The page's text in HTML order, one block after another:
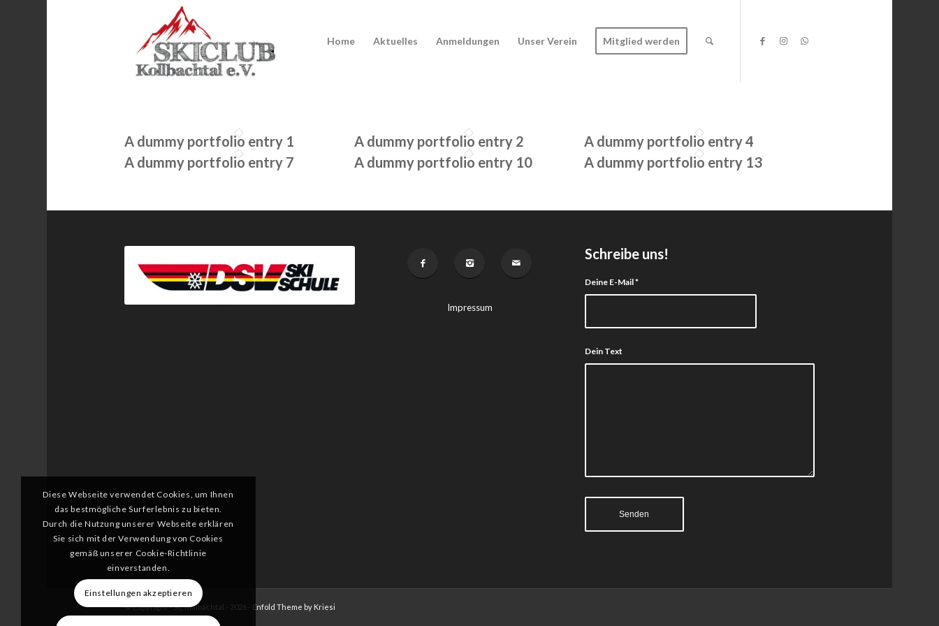
Home Aktuelles Anmeldungen Unser Verein Mitglied werden
A dummy portfolio entry 1 A dummy portfolio entry 2
A dummy portfolio entry 4
A dummy portfolio entry 7
A dummy portfolio entry 10 A dummy portfolio entry 13
Impressum
Schreibe uns!
Deine E-Mail*
Dein Text
© Copyright - SC Kollbachtal - 2026 - Enfold Theme by Kriesi
Diese Webseite verwendet Cookies, um Ihnen
das bestmögliche Surferlebnis zu bieten.
Durch die Nutzung unserer Webseite erklären
Sie sich mit der Verwendung von Cookies
gemäß unserer Cookie-Richtlinie
einverstanden.
Einstellungen akzeptieren